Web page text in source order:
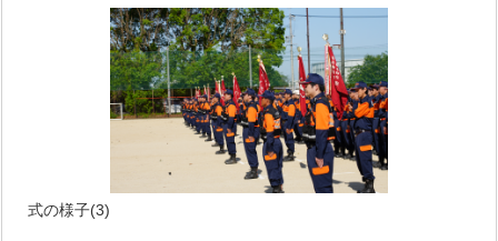
式の様子(3)